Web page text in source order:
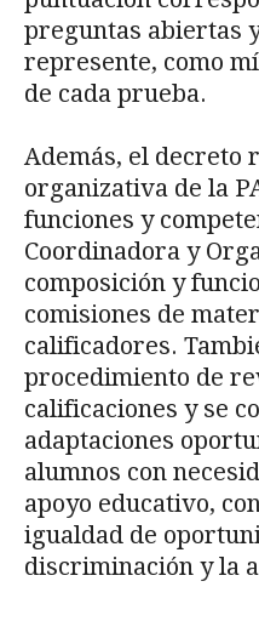
preguntas abiertas
represente, como
de cada prueba.
Además, el decreto
organizativa de la
funciones y
Coordinadora y
composición y
comisiones de
calificadores.
procedimiento de
calificaciones y se
adaptaciones
alumnos con
apoyo educativo,
igualdad de
discriminación y la